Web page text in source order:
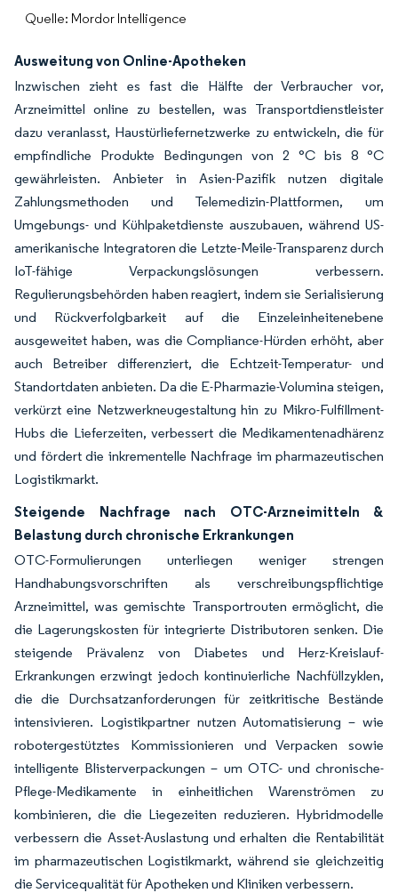
Quelle: Mordor Intelligence
Ausweitung von Online-Apotheken
Inzwischen zieht es fast die Hälfte der Verbraucher vor,
Arzneimittel online zu bestellen, was Transportdienstleister
dazu veranlasst, Haustürliefernetzwerke zu entwickeln, die für
empfindliche Produkte Bedingungen von 2 °C bis 8 °C
gewährleisten. Anbieter in Asien-Pazifik nutzen digitale
Zahlungsmethoden und Telemedizin-Plattformen, um
Umgebungs- und Kühlpaketdienste auszubauen, während US-
amerikanische Integratoren die Letzte-Meile-Transparenz durch
IoT-fähige Verpackungslösungen verbessern.
Regulierungsbehörden haben reagiert, indem sie Serialisierung
und Rückverfolgbarkeit auf die Einzeleinheitenebene
ausgeweitet haben, was die Compliance-Hürden erhöht, aber
auch Betreiber differenziert, die Echtzeit-Temperatur- und
Standortdaten anbieten. Da die E-Pharmazie-Volumina steigen,
verkürzt eine Netzwerkneugestaltung hin zu Mikro-Fulfillment-
Hubs die Lieferzeiten, verbessert die Medikamentenadhärenz
und fördert die inkrementelle Nachfrage im pharmazeutischen
Logistikmarkt.
Steigende Nachfrage nach OTC-Arzneimitteln &
Belastung durch chronische Erkrankungen
OTC-Formulierungen unterliegen weniger strengen
Handhabungsvorschriften als verschreibungspflichtige
Arzneimittel, was gemischte Transportrouten ermöglicht, die
die Lagerungskosten für integrierte Distributoren senken. Die
steigende Prävalenz von Diabetes und Herz-Kreislauf-
Erkrankungen erzwingt jedoch kontinuierliche Nachfüllzyklen,
die die Durchsatzanforderungen für zeitkritische Bestände
intensivieren. Logistikpartner nutzen Automatisierung – wie
robotergestütztes Kommissionieren und Verpacken sowie
intelligente Blisterverpackungen – um OTC- und chronische-
Pflege-Medikamente in einheitlichen Warenströmen zu
kombinieren, die die Liegezeiten reduzieren. Hybridmodelle
verbessern die Asset-Auslastung und erhalten die Rentabilität
im pharmazeutischen Logistikmarkt, während sie gleichzeitig
die Servicequalität für Apotheken und Kliniken verbessern.